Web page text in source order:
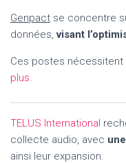
Genpact se concentre
données,visant
Ces postes nécessitent
plus.
TELUS International
collecte audio, avec
ainsi leur expansion.